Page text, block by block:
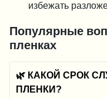
избежать
Популярные
пленках
🌿 КАКОЙ СРОК
ПЛЕНКИ?